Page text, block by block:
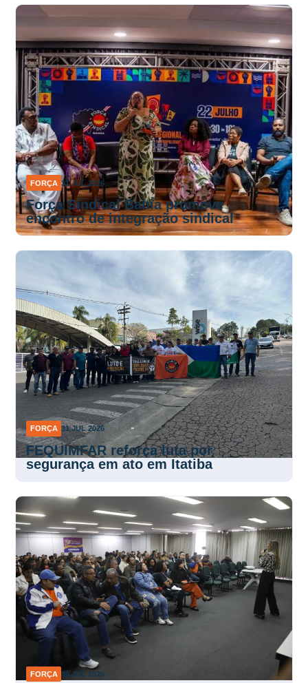
FORÇA 31 JUL 2026
Força Sindical Bahia promove
encontro de integração sindical
FORÇA 31 JUL 2026
FEQUIMFAR reforça luta por
segurança em ato em Itatiba
FORÇA 30 JUL 2026